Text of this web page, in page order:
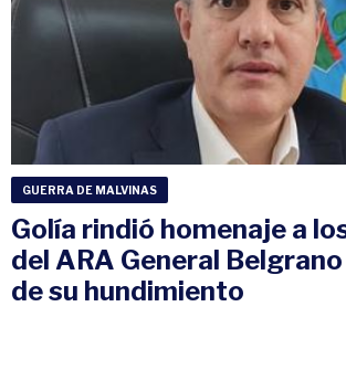
GUERRA DE MALVINAS
Golía rindió homenaje a
del ARA General
de su hundimiento